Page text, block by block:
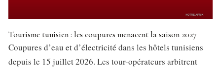
Tourisme tunisien : les coupures menacent la saison 2027
Coupures d’eau et d’électricité dans les hôtels tunisiens
depuis le 15 juillet 2026. Les tour-opérateurs arbitrent